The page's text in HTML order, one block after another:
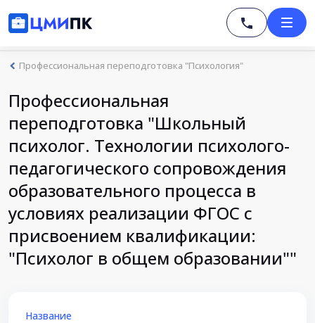
Профессиональная переподготовка "Психология"
Профессиональная
переподготовка "Школьный
психолог. Технологии психолого-
педагогического сопровождения
образовательного процесса в
условиях реализации ФГОС с
присвоением квалификации:
"Психолог в общем образовании""
Название